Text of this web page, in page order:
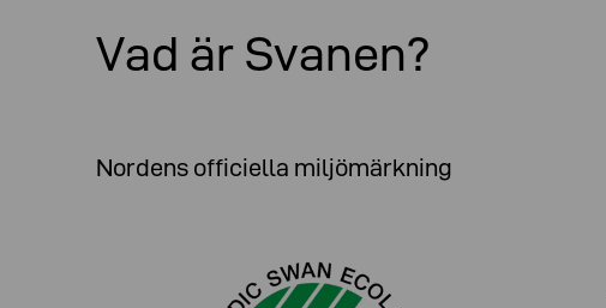
Vad är Svanen?
Nordens officiella miljömärkning